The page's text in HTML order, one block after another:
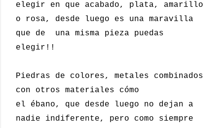
elegir en que acabado, plata, amarillo
o rosa, desde luego es una maravilla
que de una misma pieza puedas
elegir!!
Piedras de colores, metales combinados
con otros materiales cómo
el ébano, que desde luego no dejan a
nadie indiferente, pero como siempre